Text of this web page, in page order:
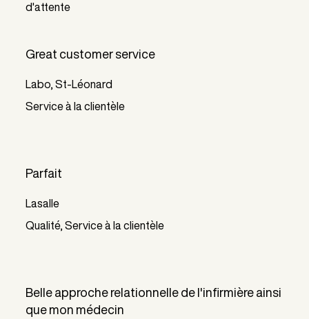
d'attente
Great customer service
Labo, St-Léonard
Service à la clientèle
Parfait
Lasalle
Qualité, Service à la clientèle
Belle approche relationnelle de l'infirmière ainsi
que mon médecin